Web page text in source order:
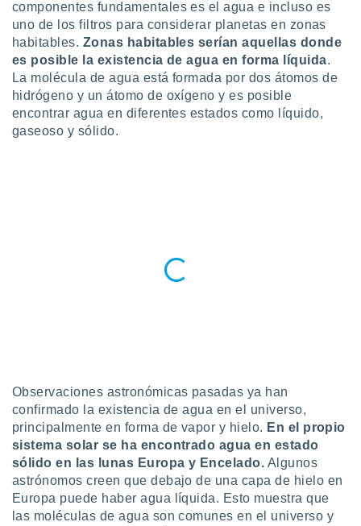
y
en
más
nuestra
y
sitio
te
de que
el sitio
componentes fundamentales es el agua e incluso es
uno de los filtros para considerar planetas en zonas
habitables. Zonas habitables serían aquellas donde
es posible la existencia de agua en forma líquida.
La molécula de agua está formada por dos átomos de
hidrógeno y un átomo de oxígeno y es posible
encontrar agua en diferentes estados como líquido,
gaseoso y sólido.
Observaciones astronómicas pasadas ya han
confirmado la existencia de agua en el universo,
principalmente en forma de vapor y hielo. En el propio
sistema solar se ha encontrado agua en estado
sólido en las lunas Europa y Encelado. Algunos
astrónomos creen que debajo de una capa de hielo en
Europa puede haber agua líquida. Esto muestra que
las moléculas de agua son comunes en el universo y